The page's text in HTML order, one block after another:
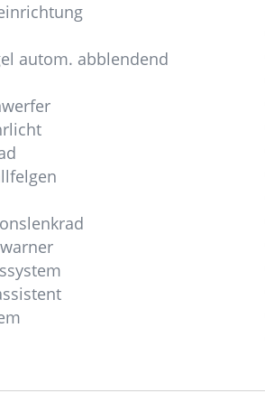
autom. abblendend